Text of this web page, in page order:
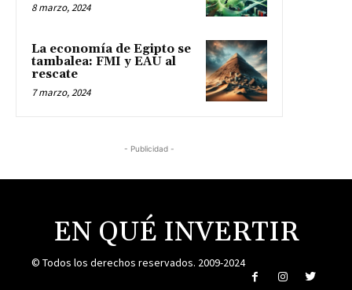
8 marzo, 2024
La economía de Egipto se
tambalea: FMI y EAU al
rescate
7 marzo, 2024
- Publicidad -
EN QUÉ INVERTIR
© Todos los derechos reservados. 2009-2024